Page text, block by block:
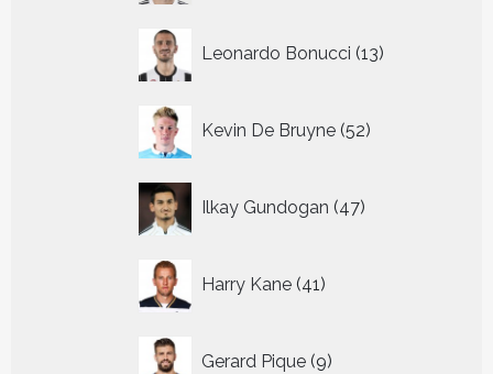
Leonardo Bonucci 13
producten
Kevin De Bruyne 52
producten
Ilkay Gundogan 47
producten
Harry Kane 41
producten
Gerard Pique 9